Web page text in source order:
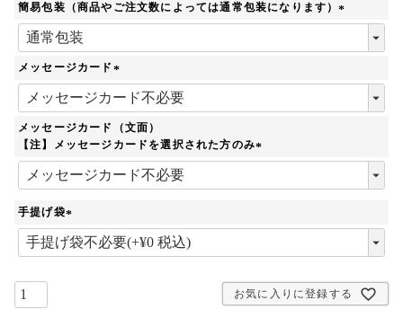
簡易包装（商品やご注文数によっては通常包装になります）
メッセージカード
須
)
メッセージカード（文面）
【注】メッセージカードを選択された方のみ
手提げ袋
(
必
お気に入りに登録する